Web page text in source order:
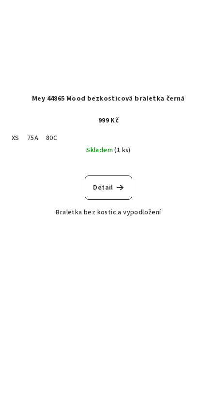
Mey 44865 Mood bezkosticová braletka černá
999 Kč
XS
75A
80C
Skladem(1 ks)
Detail
Braletka bez kostic a vypodložení